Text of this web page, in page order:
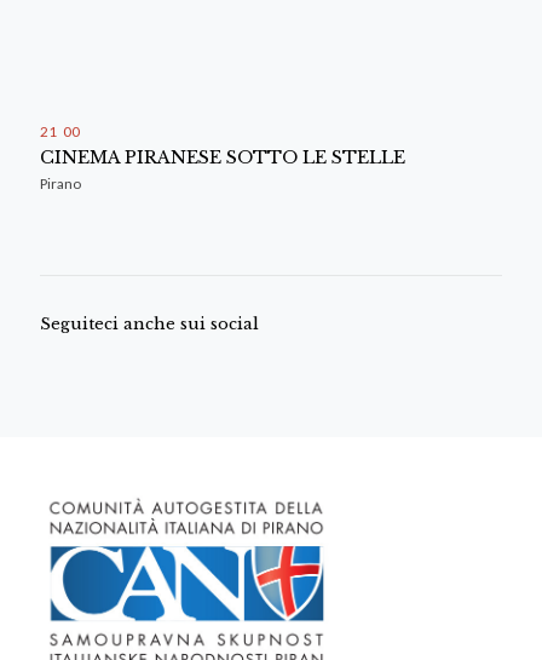
21 00
CINEMA PIRANESE SOTTO LE STELLE
Pirano
Seguiteci anche sui social